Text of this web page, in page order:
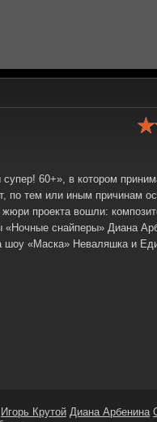
60+», в котором
по тем или иным причинам
проекта вошли:
«Ночные снайперы» Диана
шоу «Маска» Неваляшка и
Игорь Крутой Диана Арбенина